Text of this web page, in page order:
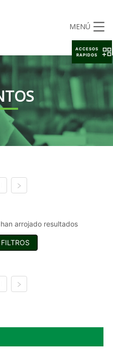
MENÚ
arrojado resultados
ACCESOS
RAPIDOS